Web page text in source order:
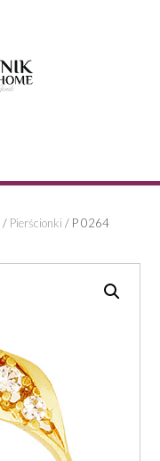
/ Pierścionki / P 0264